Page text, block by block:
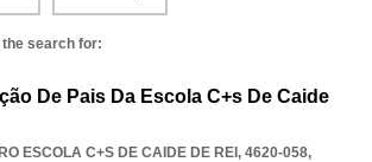
the search for:
De Pais Da Escola C+s De Caide
ESCOLA C+S DE CAIDE DE REI, 4620-058,